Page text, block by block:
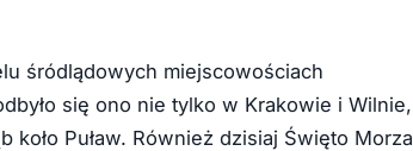
śródlądowych miejscowościach
się ono nie tylko w Krakowie i Wilnie,
koło Puław. Również dzisiaj Święto Morza